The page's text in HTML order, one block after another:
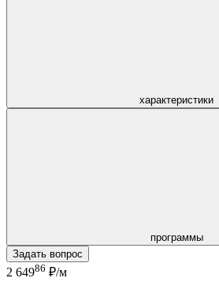
характеристики
программы
Задать вопрос
2 64986 ₽/м